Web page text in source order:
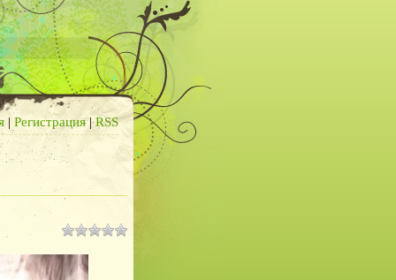
| Регистрация|RSS